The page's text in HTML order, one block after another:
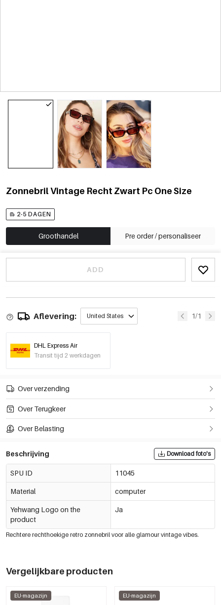
Zonnebril Vintage Recht Zwart Pc One Size
2-5 DAGEN
Groothandel Pre order / personaliseer
ADD
Aflevering: United States 1/1
DHL Express Air
Transit tijd 2 werkdagen
Over verzending
Over Terugkeer
Over Belasting
Beschrijving Download foto's
SPU ID 11045
Material computer
Yehwang Logo on the
product
Ja
Rechtere rechthoekige retro zonnebril voor alle glamour vintage vibes.
Vergelijkbare producten
EU-magazijn EU-magazijn